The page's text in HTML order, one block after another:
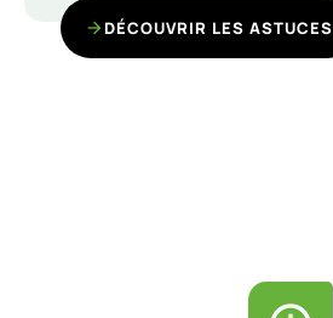
DÉCOUVRIR LES ASTUCES